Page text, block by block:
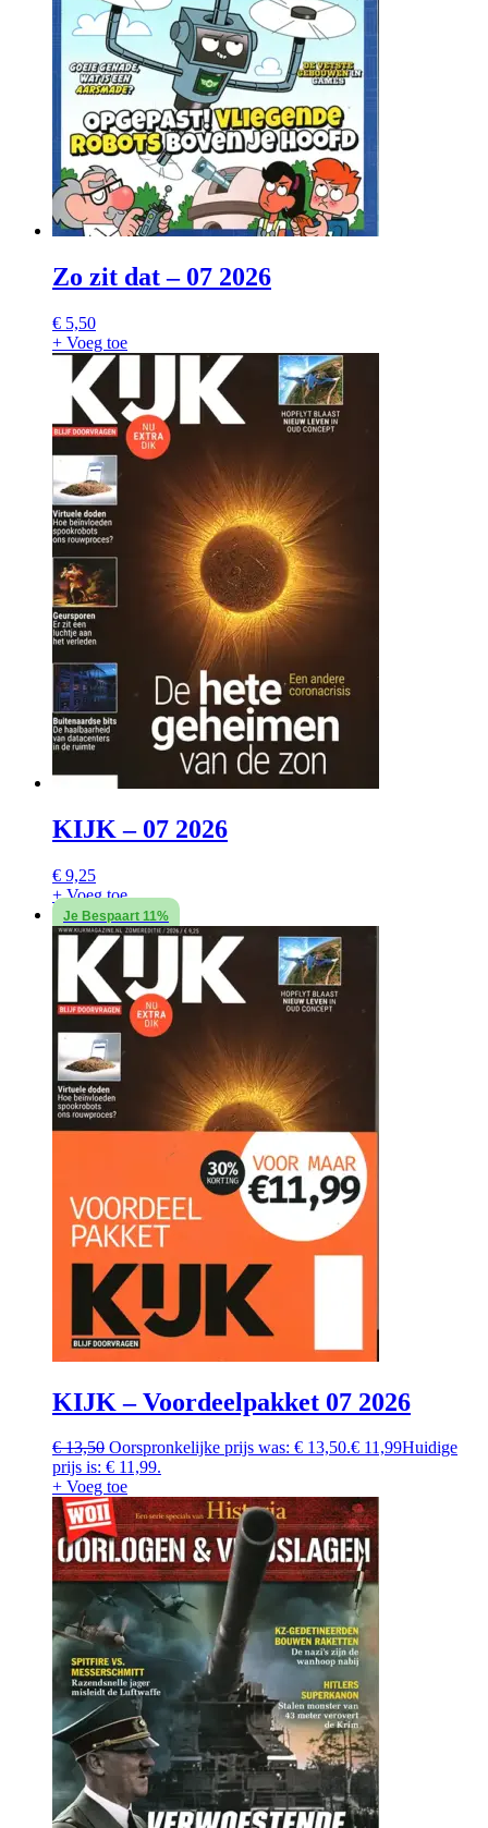
Zo zit dat – 07 2026
€ 5,50
+ Voeg toe
KIJK – 07 2026
€ 9,25
+ Voeg toe
Je Bespaart 11%
KIJK – Voordeelpakket 07 2026
€13,50 Oorspronkelijke prijs was: € 13,50.€ 11,99Huidige
prijs is: € 11,99.
+ Voeg toe